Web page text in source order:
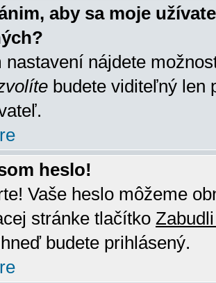
aby sa moje
nastavení nájdete
budete viditeľný len
heslo!
Vaše heslo môžeme
stránke tlačítko
budete prihlásený.